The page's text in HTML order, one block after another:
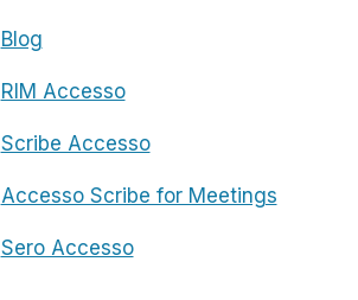
Blog
RIM Accesso
Scribe Accesso
Accesso Scribe for Meetings
Sero Accesso